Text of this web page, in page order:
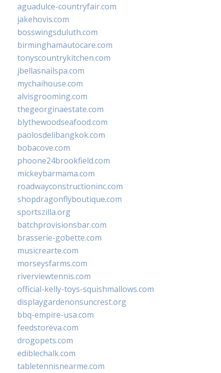
aguadulce-countryfair.com
jakehovis.com
bosswingsduluth.com
birminghamautocare.com
tonyscountrykitchen.com
jbellasnailspa.com
mychaihouse.com
alvisgrooming.com
thegeorginaestate.com
blythewoodseafood.com
paolosdelibangkok.com
bobacove.com
phoone24brookfield.com
mickeybarmama.com
roadwayconstructioninc.com
shopdragonflyboutique.com
sportszilla.org
batchprovisionsbar.com
brasserie-gobette.com
musicrearte.com
morseysfarms.com
riverviewtennis.com
official-kelly-toys-squishmallows.com
displaygardenonsuncrest.org
bbq-empire-usa.com
feedstoreva.com
drogopets.com
ediblechalk.com
tabletennisnearme.com